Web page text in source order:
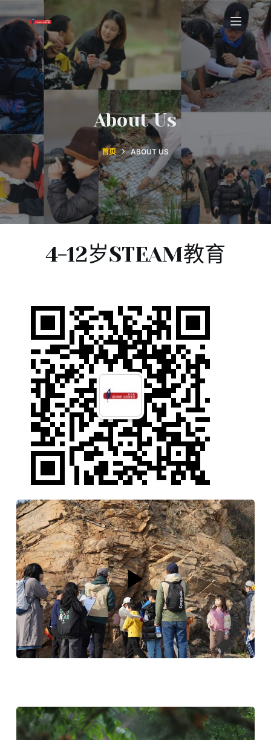
跳
容
About Us
首页 ABOUT US
4-12岁STEAM教育